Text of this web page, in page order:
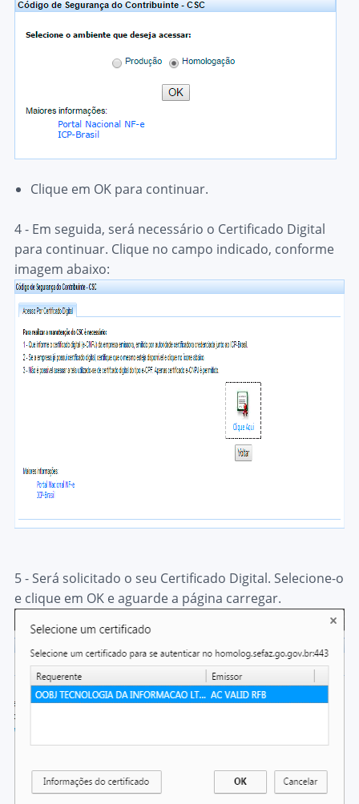
Clique em OKpara continuar.
4 - Em seguida, será necessário o Certificado Digital
para continuar. Clique no campo indicado, conforme
imagem abaixo:
5 - Será solicitado o seu Certificado Digital. Selecione-o
e clique em OK e aguarde a página carregar.